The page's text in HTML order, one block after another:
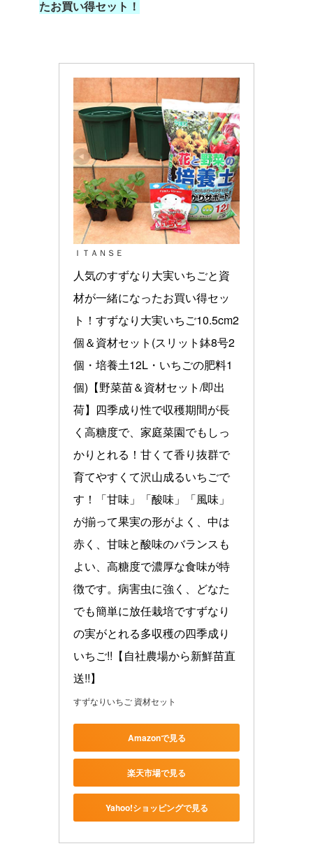
たお買い得セット！
ＩＴＡＮＳＥ
人気のすずなり大実いちごと資
材が一緒になったお買い得セッ
ト！すずなり大実いちご10.5cm2
個＆資材セット(スリット鉢8号2
個・培養土12L・いちごの肥料1
個)【野菜苗＆資材セット/即出
荷】四季成り性で収穫期間が長
く高糖度で、家庭菜園でもしっ
かりとれる！甘くて香り抜群で
育てやすくて沢山成るいちごで
す！「甘味」「酸味」「風味」
が揃って果実の形がよく、中は
赤く、甘味と酸味のバランスも
よい、高糖度で濃厚な食味が特
徴です。病害虫に強く、どなた
でも簡単に放任栽培ですずなり
の実がとれる多収穫の四季成り
いちご!!【自社農場から新鮮苗直
送!!】
すずなりいちご 資材セット
Amazonで見る
楽天市場で見る
Yahoo!ショッピングで見る